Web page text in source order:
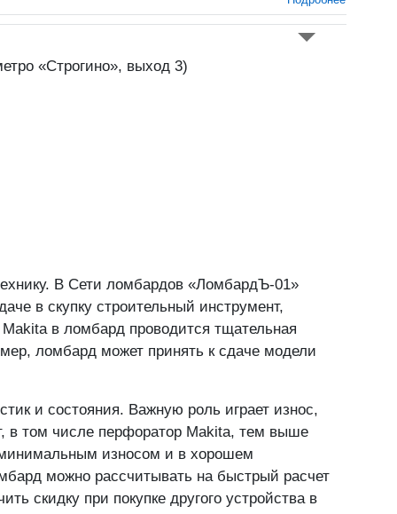
«Строгино», выход 3)
Подробнее
В Сети ломбардов «ЛомбардЪ-01»
в скупку строительный инструмент,
в ломбард проводится тщательная
ломбард может принять к сдаче модели
и состояния. Важную роль играет износ,
в том числе перфоратор Makita, тем выше
износом и в хорошем
можно рассчитывать на быстрый расчет
скидку при покупке другого устройства в